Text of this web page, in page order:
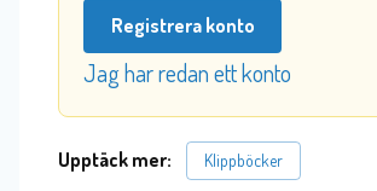
Registrera konto
Jag har redan ett konto
Upptäck mer: Klippböcker